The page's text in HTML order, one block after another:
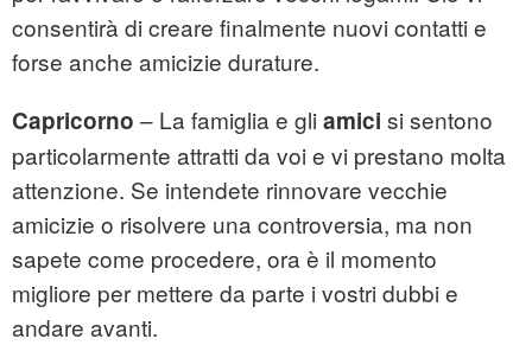
consentirà di creare finalmente nuovi contatti e
forse anche amicizie durature.
Capricorno – La famiglia e gli amici si sentono
particolarmente attratti da voi e vi prestano molta
attenzione. Se intendete rinnovare vecchie
amicizie o risolvere una controversia, ma non
sapete come procedere, ora è il momento
migliore per mettere da parte i vostri dubbi e
andare avanti.